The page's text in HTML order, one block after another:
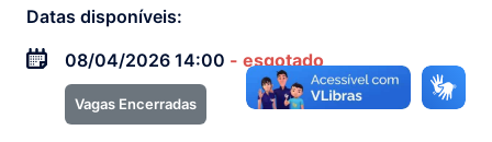
Datas disponíveis:
08/04/2026 14:00 - esgotado
Vagas Encerradas